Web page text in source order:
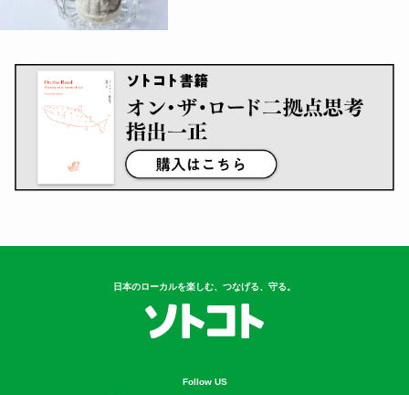
日本のローカルを楽しむ、つなげる、守る。
Contents